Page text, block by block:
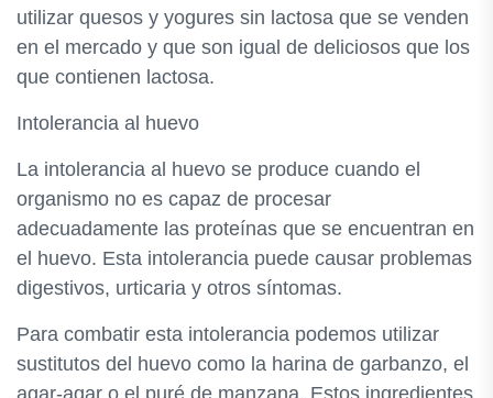
utilizar quesos y yogures sin lactosa que se venden
en el mercado y que son igual de deliciosos que los
que contienen lactosa.
Intolerancia al huevo
La intolerancia al huevo se produce cuando el
organismo no es capaz de procesar
adecuadamente las proteínas que se encuentran en
el huevo. Esta intolerancia puede causar problemas
digestivos, urticaria y otros síntomas.
Para combatir esta intolerancia podemos utilizar
sustitutos del huevo como la harina de garbanzo, el
agar-agar o el puré de manzana. Estos ingredientes